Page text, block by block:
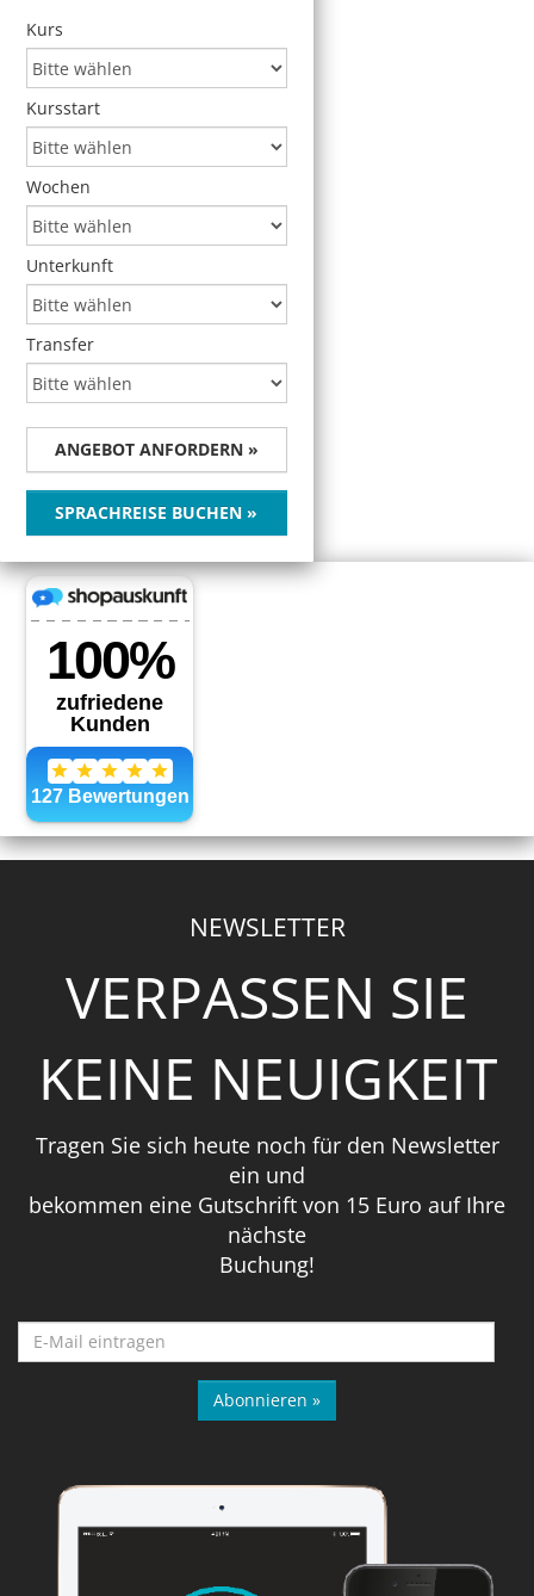
Kurs
Kursstart
Wochen
Unterkunft
Transfer
ANGEBOT ANFORDERN »
SPRACHREISE BUCHEN »
NEWSLETTER
VERPASSEN SIE
KEINE NEUIGKEIT
Tragen Sie sich heute noch für den Newsletter
ein und
bekommen eine Gutschrift von 15 Euro auf Ihre
nächste
Buchung!
Abonnieren »